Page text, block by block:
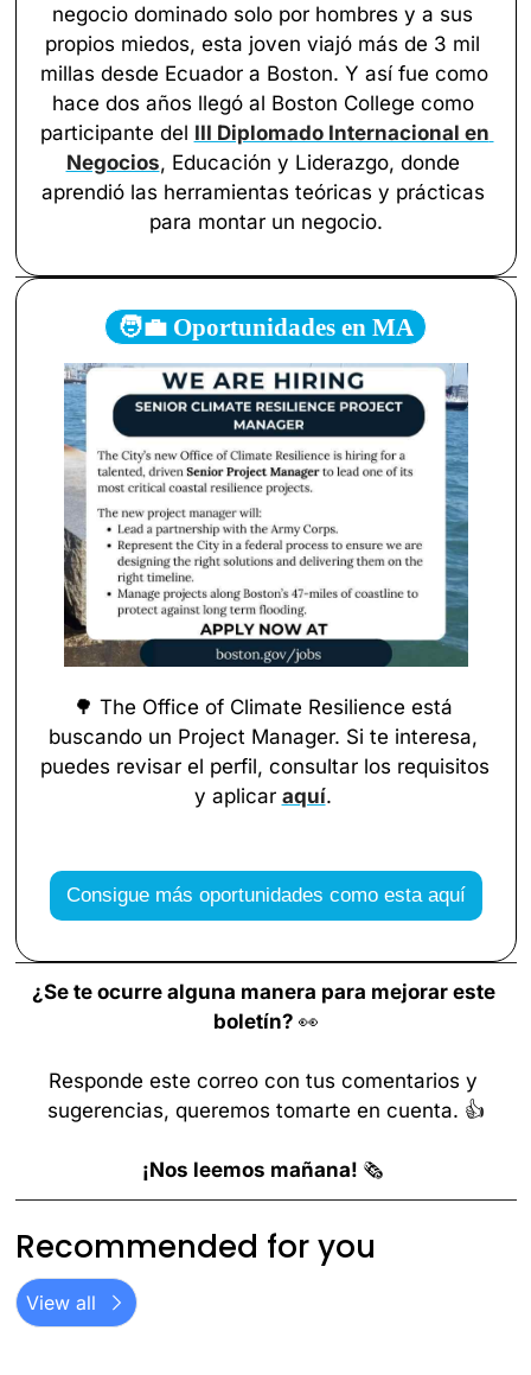
negocio dominado solo por hombres y a sus
propios miedos, esta joven viajó más de 3 mil
millas desde Ecuador a Boston. Y así fue como
hace dos años llegó al Boston College como
participante del III Diplomado Internacional en
Negocios, Educación y Liderazgo, donde
aprendió las herramientas teóricas y prácticas
para montar un negocio.
🧑‍💼 Oportunidades en MA
🌳 The Office of Climate Resilience está
buscando un Project Manager. Si te interesa,
puedes revisar el perfil, consultar los requisitos
y aplicar aquí.
Consigue más oportunidades como esta aquí
¿Se te ocurre alguna manera para mejorar este
boletín? 👀
Responde este correo con tus comentarios y
sugerencias, queremos tomarte en cuenta. 👍
¡Nos leemos mañana! 🗞️
Recommended for you
View all